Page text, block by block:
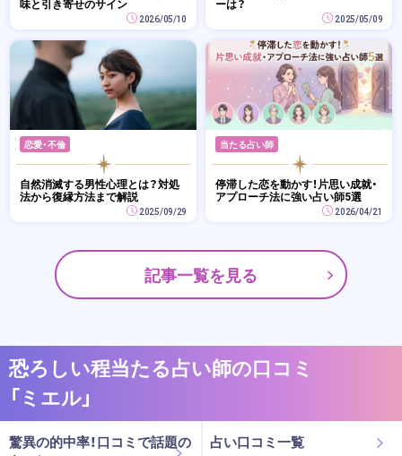
味と引き寄せのサイン
2026/05/10
ーは？
2025/05/09
恋愛・不倫
自然消滅する男性心理とは？対処
法から復縁方法まで解説
2025/09/29
当たる占い師
停滞した恋を動かす！片思い成就・
アプローチ法に強い占い師5選
2026/04/21
記事一覧を見る
恐ろしい程当たる占い師の口コミ
「ミエル」
驚異の的中率！口コミで話題の
占い口コミ一覧